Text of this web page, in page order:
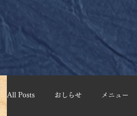
All Posts おしらせ メニュー